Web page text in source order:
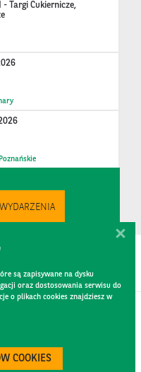
- Targi Cukiernicze,
są zapisywane na dysku
oraz dostosowania serwisu do
o plikach cookies znajdziesz w
COOKIES